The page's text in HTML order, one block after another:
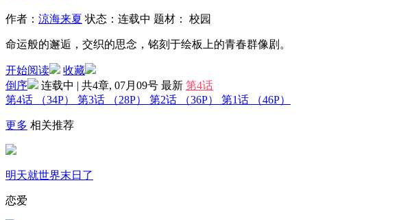
作者： 涼海来夏 状态： 连载中 题材： 校园
命运般的邂逅，交织的思念，铭刻于绘板上的青春群像剧。
开始阅读
收藏
倒序
连载中 | 共4章, 07月09号 最新 第4话
第4话
（34P） 第3话 （28P） 第2话 （36P） 第1话 （46P）
更多 相关推荐
明天就世界末日了
恋爱